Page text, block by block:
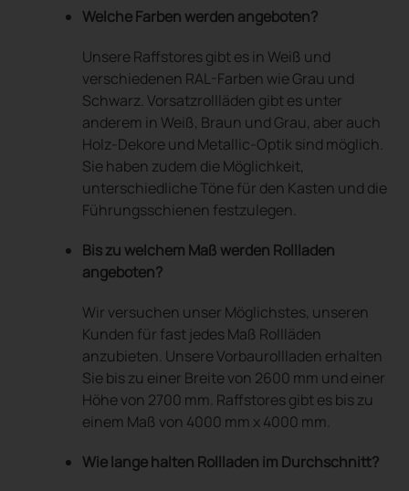
Welche Farben werden angeboten?
Unsere Raffstores gibt es in Weiß und
verschiedenen RAL-Farben wie Grau und
Schwarz. Vorsatzrollläden gibt es unter
anderem in Weiß, Braun und Grau, aber auch
Holz-Dekore und Metallic-Optik sind möglich.
Sie haben zudem die Möglichkeit,
unterschiedliche Töne für den Kasten und die
Führungsschienen festzulegen.
Bis zu welchem Maß werden Rollladen
angeboten?
Wir versuchen unser Möglichstes, unseren
Kunden für fast jedes Maß Rollläden
anzubieten. Unsere Vorbaurollladen erhalten
Sie bis zu einer Breite von 2600 mm und einer
Höhe von 2700 mm. Raffstores gibt es bis zu
einem Maß von 4000 mm x 4000 mm.
Wie lange halten Rollladen im Durchschnitt?